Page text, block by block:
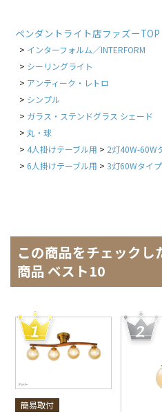
ペンダントライト店ファズーTOP
インターフォルム／INTERFORM
シーリングライト
アンティーク・レトロ
シンプル
ガラス・ステンドグラス シェード
丸・球
4人掛けテーブル用
2灯40W-60W
6人掛けテーブル用
3灯60Wタイプ
この商品をチェックし
商品 ベスト10
簡易取付